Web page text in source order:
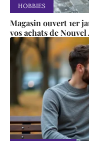
HOBBIES
Magasin ouvert 1er
vos achats de Nouvel